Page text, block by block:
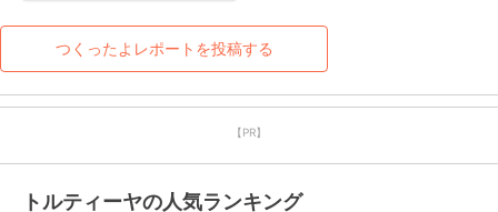
つくったよレポートを投稿する
【PR】
トルティーヤの人気ランキング